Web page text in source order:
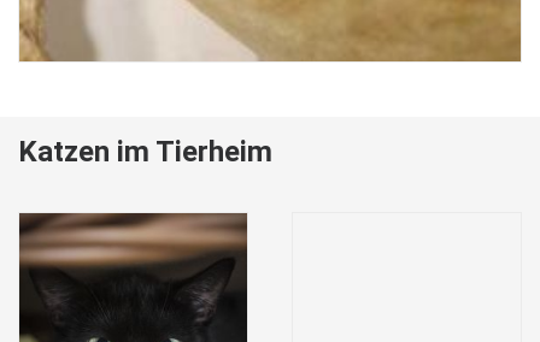
Katzen im Tierheim